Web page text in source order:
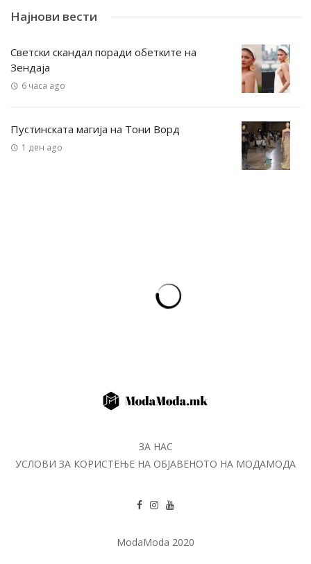
Најнови вести
Светски скандал поради обетките на
Зендаја
6 часа ago
Пустинската магија на Тони Ворд
1 ден ago
ЗА НАС
УСЛОВИ ЗА КОРИСТЕЊЕ НА ОБЈАВЕНОТО НА МОДАМОДА
ModaModa 2020